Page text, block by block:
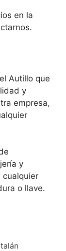
en la
Autillo que
y
empresa,
y
cualquier
o llave.